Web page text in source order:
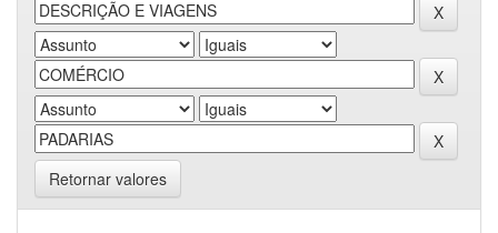
Retornar valores